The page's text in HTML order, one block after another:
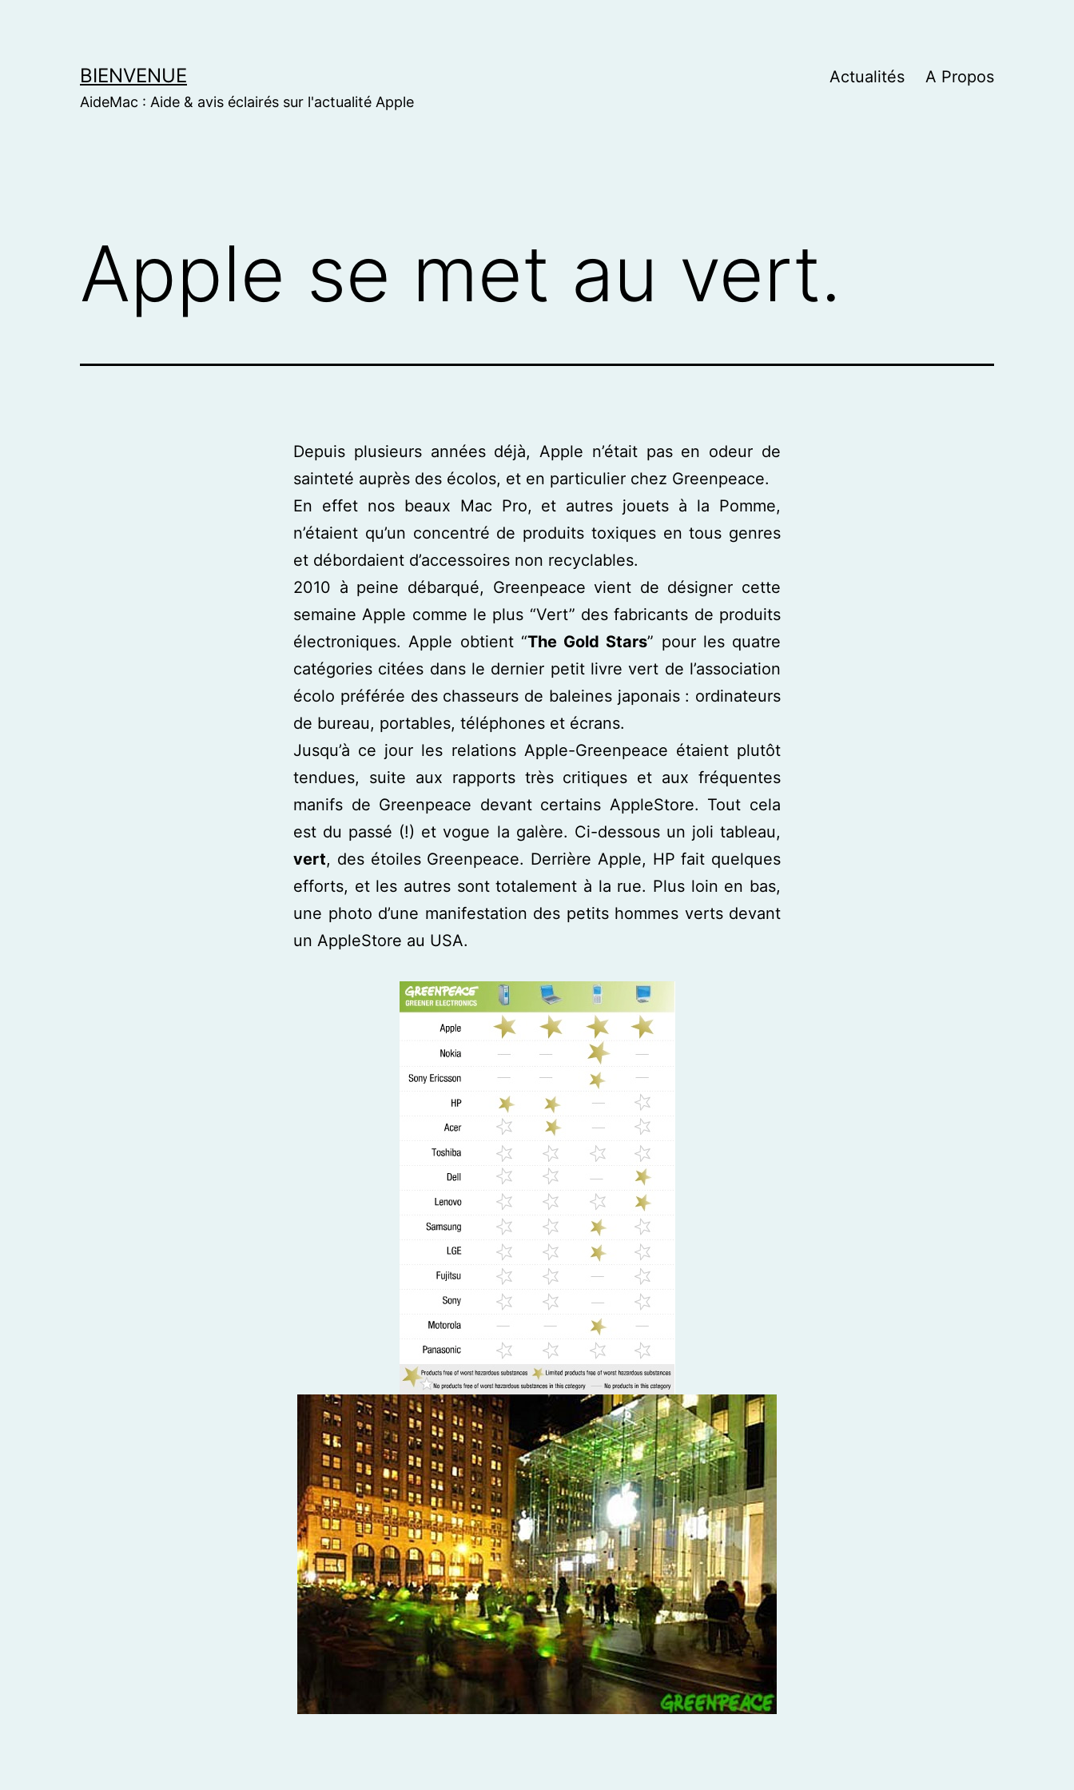
BIENVENUE
AideMac : Aide & avis éclairés sur l'actualité Apple
Actualités A Propos
Apple se met au vert.
Depuis plusieurs années déjà, Apple n’était pas en odeur de
sainteté auprès des écolos, et en particulier chez Greenpeace.
En effet nos beaux Mac Pro, et autres jouets à la Pomme,
n’étaient qu’un concentré de produits toxiques en tous genres
et débordaient d’accessoires non recyclables.
2010 à peine débarqué, Greenpeace vient de désigner cette
semaine Apple comme le plus “Vert” des fabricants de produits
électroniques. Apple obtient “The Gold Stars” pour les quatre
catégories citées dans le dernier petit livre vert de l’association
écolo préférée des chasseurs de baleines japonais : ordinateurs
de bureau, portables, téléphones et écrans.
Jusqu’à ce jour les relations Apple-Greenpeace étaient plutôt
tendues, suite aux rapports très critiques et aux fréquentes
manifs de Greenpeace devant certains AppleStore. Tout cela
est du passé (!) et vogue la galère. Ci-dessous un joli tableau,
vert, des étoiles Greenpeace. Derrière Apple, HP fait quelques
efforts, et les autres sont totalement à la rue. Plus loin en bas,
une photo d’une manifestation des petits hommes verts devant
un AppleStore au USA.